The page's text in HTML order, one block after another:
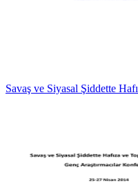
Savaş ve Siyasal Şiddette